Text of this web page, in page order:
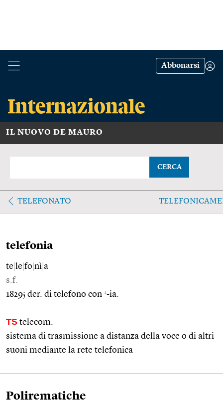
Abbonarsi
IL NUOVO DE MAURO
CERCA
TELEFONATO
telefonia
te le fo nì a
s.f.
1829; der. di telefono con 1-ia.
TS telecom.
sistema di trasmissione a distanza della voce o di altri
suoni mediante la rete telefonica
Polirematiche